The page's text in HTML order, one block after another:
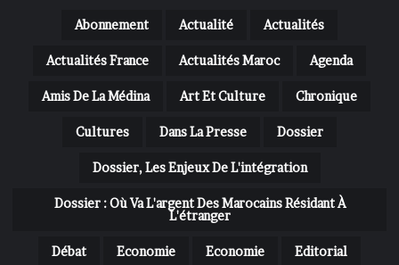
Abonnement Actualité Actualités
Actualités France Actualités Maroc Agenda
Amis De La Médina Art Et Culture Chronique
Cultures Dans La Presse Dossier
Dossier, Les Enjeux De L'intégration
Dossier : Où Va L'argent Des Marocains Résidant À
L'étranger
Débat Economie Economie Editorial